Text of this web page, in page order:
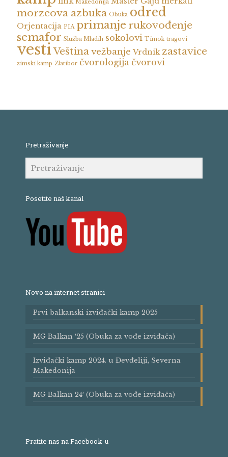
Makedonija
morzeova azbuka Obuka odred
Orjentacija PIA primanje rukovođenje
semafor Služba Mladih sokolovi Timok tragovi
vesti Veštinavežbanje Vrdnik zastavice
zimski kamp Zlatibor čvorologijačvorovi
Pretraživanje
Posetite naš kanal
Novo na internet stranici
Prvi balkanski izviđački kamp 2025
MG Balkan ′25 (Obuka za vođe izviđača)
Izviđački kamp 2024. u Đevđeliji, Severna
Makedonija
MG Balkan 24′ (Obuka za vođe izviđača)
Pratite nas na Facebook-u